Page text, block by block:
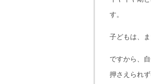
す。
子どもは、
ですから、
押さえられ